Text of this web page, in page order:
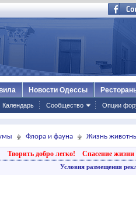
Календарь Сообщество Опции
Новости Одессы
Флора и фауна Жизнь
Творить добро легко! Спасение жизни
Условия размещения